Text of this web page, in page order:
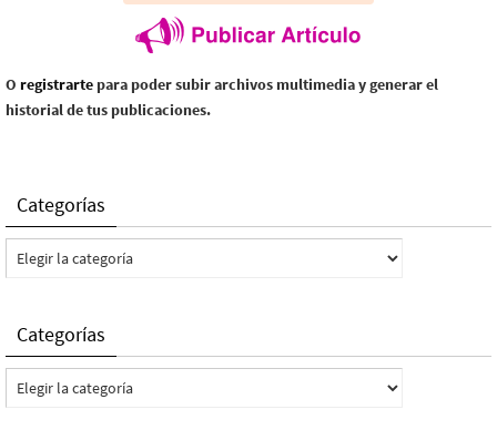
O registrarte para poder subir archivos multimedia y generar el
historial de tus publicaciones.
Categorías
Categorías
Categorías
Categorías